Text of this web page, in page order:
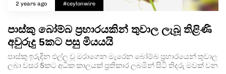
2 years ago #ceylonwire
පාස්කු බෝම්බ ප්‍රහාරයකින් තුවාල ලැබූ තිළිණි
අවුරුදු 5කට පසු මියයයි
පාස්කු ඉරුදින එල්ල වූ මරාගෙන මැරෙන බෝම්බ ප්‍රහාරයෙන් තුවාල
ලබා වසර 5කට අධික කාලයක් ප්‍රතිකාර ලබමින් සිටි තිදරු මවක් වන